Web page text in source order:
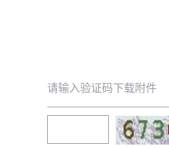
请输入验证码下载附件